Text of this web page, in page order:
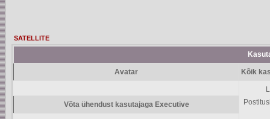
SATELLITE
Avatar Kõik
Võta ühendust kasutajaga Executive